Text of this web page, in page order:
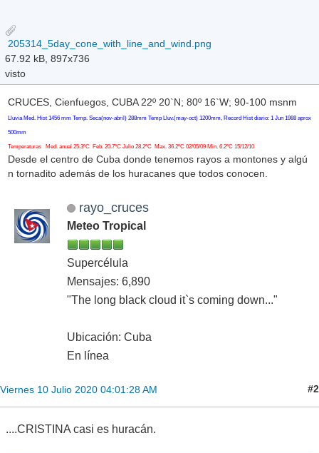
205314_5day_cone_with_line_and_wind.png
67.92 kB, 897x736
visto
CRUCES, Cienfuegos, CUBA 22º 20`N; 80º 16`W; 90-100 msnm
Lluvia Med. Hist 1456 mm Temp. Seca(nov-abril) 288mm Temp Lluv.(may-oct) 1200mm, Record Hist diario: 1 Jun 1988 aprox
500mm
Temperaturas Med. anual 25.3ºC Feb. 20.7ºC Julio 28.2ºC Max. 36.2ºC 02/05/09 Min. 6.2ºC 15/12/10
Desde el centro de Cuba donde tenemos rayos a montones y algú
n tornadito además de los huracanes que todos conocen.
rayo_cruces
Meteo Tropical
Supercélula
Mensajes: 6,890
"The long black cloud it`s coming down..."
Ubicación: Cuba
En línea
Viernes 10 Julio 2020 04:01:28 AM #2
....CRISTINA casi es huracán.